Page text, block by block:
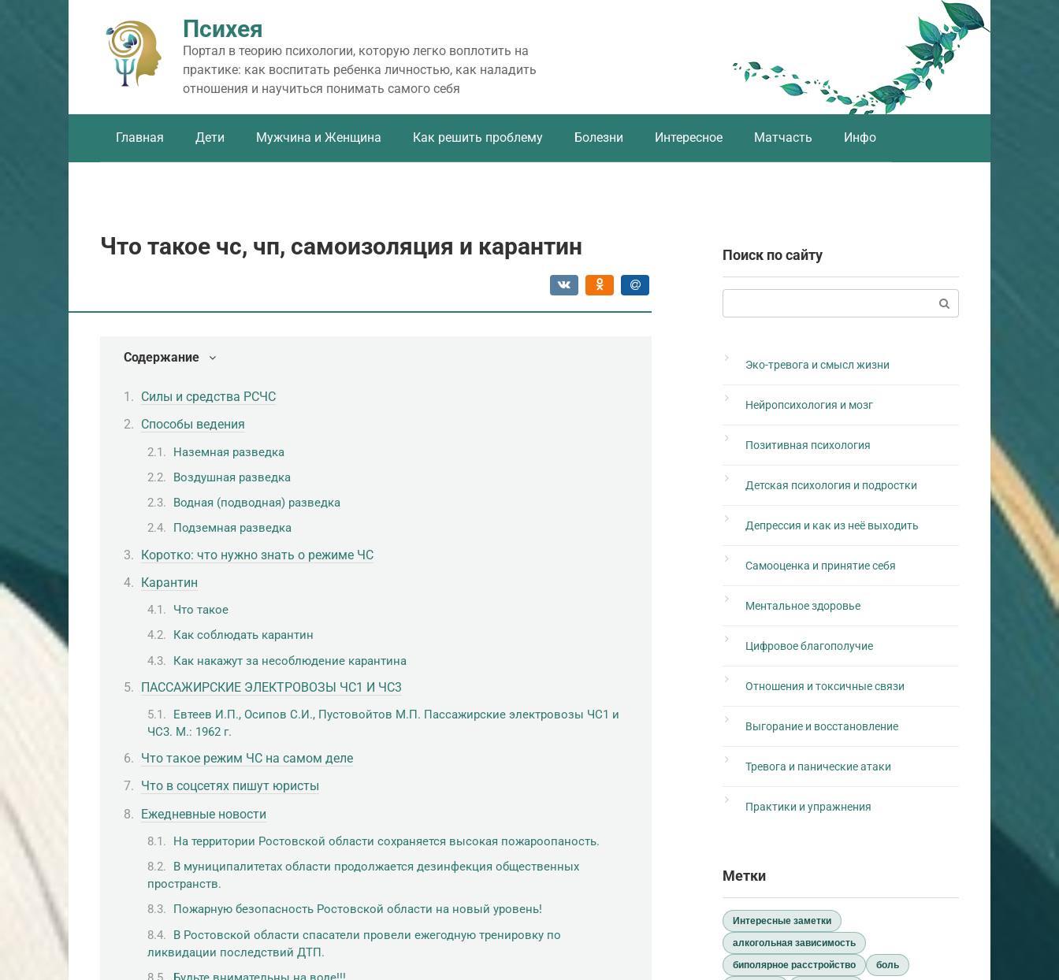
Психея
Портал в теорию психологии, которую легко воплотить на
практике: как воспитать ребенка личностью, как наладить
отношения и научиться понимать самого себя
Главная Дети Мужчина и Женщина Как решить проблему Болезни Интересное Матчасть Инфо
Что такое чс, чп, самоизоляция и карантин
Содержание
Силы и средства РСЧС
Способы ведения
Наземная разведка
Воздушная разведка
Водная (подводная) разведка
Подземная разведка
Коротко: что нужно знать о режиме ЧС
Карантин
Что такое
Как соблюдать карантин
Как накажут за несоблюдение карантина
ПАССАЖИРСКИЕ ЭЛЕКТРОВОЗЫ ЧС1 И ЧС3
Евтеев И.П., Осипов С.И., Пустовойтов М.П. Пассажирские электровозы ЧС1 и
ЧС3. М.: 1962 г.
Что такое режим ЧС на самом деле
Что в соцсетях пишут юристы
Ежедневные новости
На территории Ростовской области сохраняется высокая пожароопаность.
В муниципалитетах области продолжается дезинфекция общественных
пространств.
Пожарную безопасность Ростовской области на новый уровень!
В Ростовской области спасатели провели ежегодную тренировку по
ликвидации последствий ДТП.
Поиск по сайту
Эко-тревога и смысл жизни
Нейропсихология и мозг
Позитивная психология
Детская психология и подростки
Депрессия и как из неё выходить
Самооценка и принятие себя
Ментальное здоровье
Цифровое благополучие
Отношения и токсичные связи
Выгорание и восстановление
Тревога и панические атаки
Практики и упражнения
Метки
Интересные заметки
алкогольная зависимость
биполярное расстройство
боль